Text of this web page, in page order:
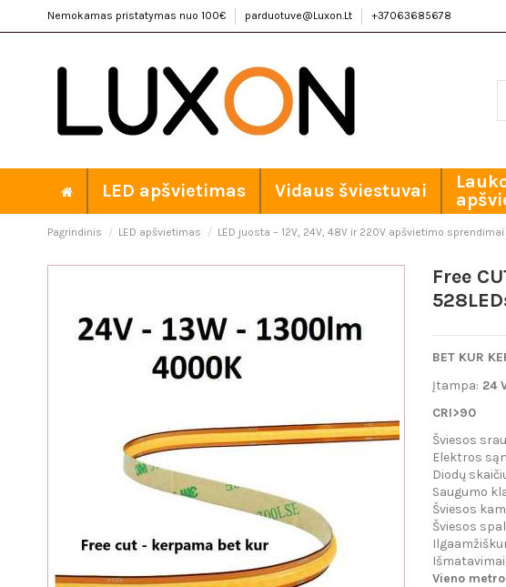
Nemokamas pristatymas nuo 100€ parduotuve@Luxon.Lt +37063685678
LED apšvietimas Vidaus šviestuvai
Pagrindinis LED apšvietimas LED juosta – 12V, 24V, 48V ir 220V apšvietimo sprendimai
Free
BET KUR
Įtampa: 24
CRI>90
Šviesos
Elektros
Diodų
Saugumo
Šviesos
Šviesos
Vieno